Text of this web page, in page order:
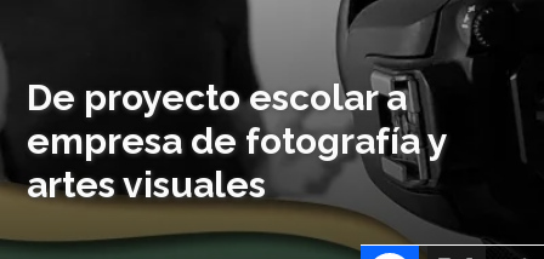
De proyecto escolar a
empresa de fotografía y
artes visuales
X
Facebook